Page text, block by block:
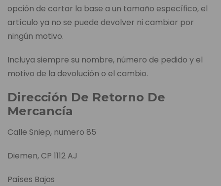
opción de cortar la base a un tamaño específico, el
artículo ya no se puede devolver ni cambiar por
ningún motivo.
Incluya siempre su nombre, número de pedido y el
motivo de la devolución o el cambio.
Dirección De Retorno De
Mercancía
Calle Sniep, numero 85
Diemen, CP 1112 AJ
Países Bajos